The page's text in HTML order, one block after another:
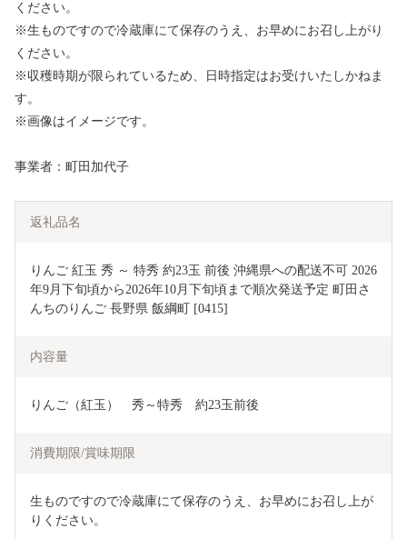
ください。
※生ものですので冷蔵庫にて保存のうえ、お早めにお召し上がり
ください。
※収穫時期が限られているため、日時指定はお受けいたしかねま
す。
※画像はイメージです。
事業者：町田加代子
返礼品名
りんご 紅玉 秀 ～ 特秀 約23玉 前後 沖縄県への配送不可 2026
年9月下旬頃から2026年10月下旬頃まで順次発送予定 町田さ
んちのりんご 長野県 飯綱町 [0415]
内容量
りんご（紅玉）　秀～特秀　約23玉前後
消費期限/賞味期限
生ものですので冷蔵庫にて保存のうえ、お早めにお召し上が
りください。